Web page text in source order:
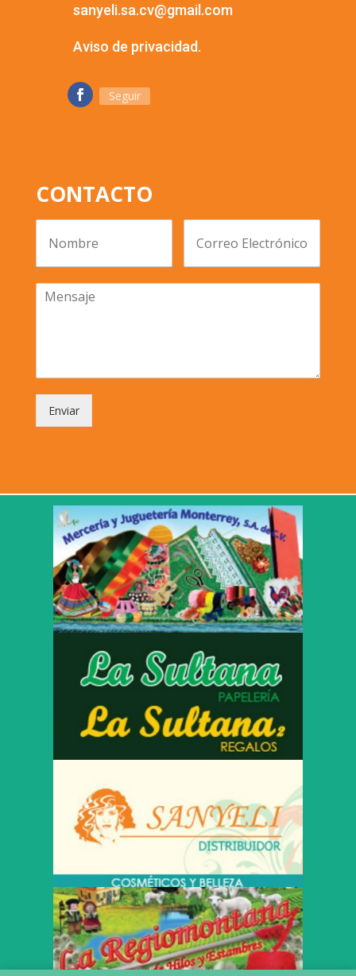
sanyeli.sa.cv@gmail.com
Aviso de privacidad.
Seguir
CONTACTO
Enviar